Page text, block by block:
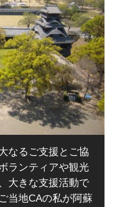
なるご支援とご協
ランティアや観光
大きな支援活動で
当地CAの私が阿蘇